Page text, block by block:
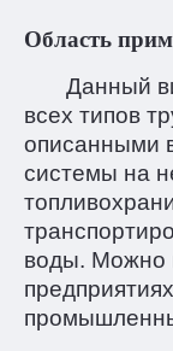
Область
Данный
всех типов
описанными
системы на
воды. Можно